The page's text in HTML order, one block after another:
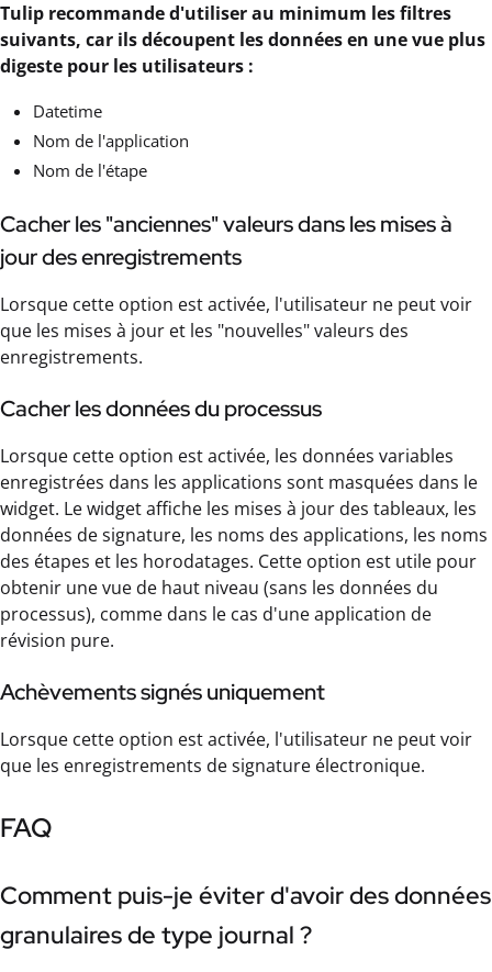
Tulip recommande d'utiliser au minimum les filtres
suivants, car ils découpent les données en une vue plus
digeste pour les utilisateurs :
Datetime
Nom de l'application
Nom de l'étape
Cacher les "anciennes" valeurs dans les mises à
jour des enregistrements
Lorsque cette option est activée, l'utilisateur ne peut voir
que les mises à jour et les "nouvelles" valeurs des
enregistrements.
Cacher les données du processus
Lorsque cette option est activée, les données variables
enregistrées dans les applications sont masquées dans le
widget. Le widget affiche les mises à jour des tableaux, les
données de signature, les noms des applications, les noms
des étapes et les horodatages. Cette option est utile pour
obtenir une vue de haut niveau (sans les données du
processus), comme dans le cas d'une application de
révision pure.
Achèvements signés uniquement
Lorsque cette option est activée, l'utilisateur ne peut voir
que les enregistrements de signature électronique.
FAQ
Comment puis-je éviter d'avoir des données
granulaires de type journal ?